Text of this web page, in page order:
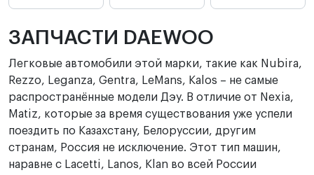
ЗАПЧАСТИ DAEWOO
Легковые автомобили этой марки, такие как Nubira,
Rezzo, Leganza, Gentra, LeMans, Kalos – не самые
распространённые модели Дэу. В отличие от Nexia,
Matiz, которые за время существования уже успели
поездить по Казахстану, Белоруссии, другим
странам, Россия не исключение. Этот тип машин,
наравне с Lacetti, Lanos, Klan во всей России